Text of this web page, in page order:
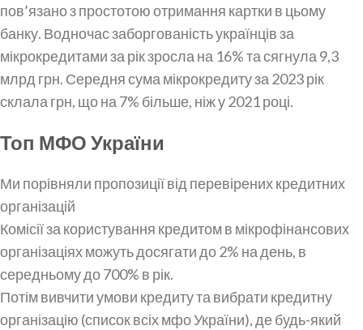
пов’язано з простотою отримання картки в цьому
банку. Водночас заборгованість українців за
мікрокредитами за рік зросла на 16% та сягнула 9,3
млрд грн. Середня сума мікрокредиту за 2023 рік
склала грн, що на 7% більше, ніж у 2021 році.
Топ МФО України
Ми порівняли пропозиції від перевірених кредитних
організацій
Комісії за користування кредитом в мікрофінансових
організаціях можуть досягати до 2% на день, в
середньому до 700% в рік.
Потім вивчити умови кредиту та вибрати кредитну
організацію (список всіх мфо України), де будь-який